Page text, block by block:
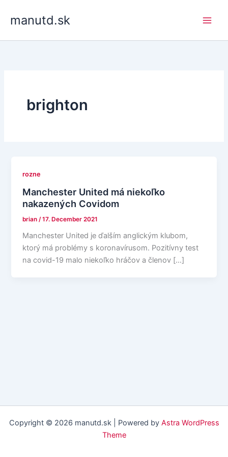
manutd.sk
brighton
rozne
Manchester United má niekoľko
nakazených Covidom
brian /17. December 2021
Manchester United je ďalším anglickým klubom,
ktorý má problémy s koronavírusom. Pozitívny test
na covid-19 malo niekoľko hráčov a členov […]
Copyright © 2026 manutd.sk | Powered by Astra WordPress
Theme